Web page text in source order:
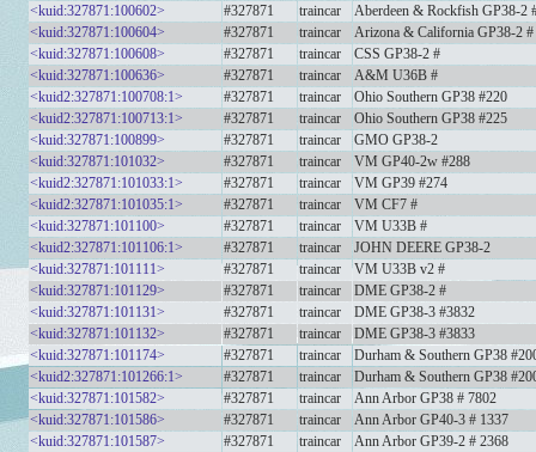
<kuid:327871:100602>
#327871 traincar
Aberdeen & Rockfish GP38-2
<kuid:327871:100604>
#327871 traincar
Arizona & California GP38-2 #
<kuid:327871:100608>
#327871 traincar
CSS GP38-2 #
<kuid:327871:100636>
#327871 traincar
A&M U36B #
<kuid2:327871:100708:1>
#327871 traincar
Ohio Southern GP38 #220
<kuid2:327871:100713:1>
#327871 traincar
Ohio Southern GP38 #225
<kuid:327871:100899>
#327871 traincar
GMO GP38-2
<kuid:327871:101032>
#327871 traincar
VM GP40-2w #288
<kuid2:327871:101033:1>
#327871 traincar
VM GP39 #274
<kuid2:327871:101035:1>
#327871 traincar
VM CF7 #
<kuid:327871:101100>
#327871 traincar
VM U33B #
<kuid2:327871:101106:1>
#327871 traincar
JOHN DEERE GP38-2
<kuid:327871:101111>
#327871 traincar
VM U33B v2 #
<kuid:327871:101129>
#327871 traincar
DME GP38-2 #
<kuid:327871:101131>
#327871 traincar
DME GP38-3 #3832
<kuid:327871:101132>
#327871 traincar
DME GP38-3 #3833
<kuid:327871:101174>
#327871 traincar
Durham & Southern GP38
<kuid2:327871:101266:1>
#327871 traincar
Durham & Southern GP38
<kuid:327871:101582>
#327871 traincar
Ann Arbor GP38 # 7802
<kuid:327871:101586>
#327871 traincar
Ann Arbor GP40-3 # 1337
<kuid:327871:101587>
#327871 traincar
Ann Arbor GP39-2 # 2368